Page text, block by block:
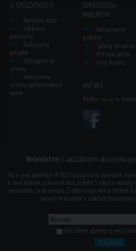
O SPOLOČNOSTI
Kontakné údaje
Obchodné
podmienky
Reklamačný
poriadok
Odstúpenie od
zmluvy
Alternatívne
riešenie spotrebiteľských
sporov
SPRIEVODCA
NÁKUPOM
Nadrozmerné
produkty
Spôsoby doručenia
Možnosti platby
Ceny dopravy
PRE VÁS
Nájdete nás aj na
Newsletters aktuálnymi akciovými
Váš e-mail potrebuje M-TECH group s.r.o. na zasielanie
E-mail budeme uchovávať max. po dobu 5 rokov a novinky
maximálne 2x do mesiaca. Z odberu noviniek sa môžete
právach sa dozviete v zásadách spracúvania
Áno chcem novinky zo sveta
Pokračovať